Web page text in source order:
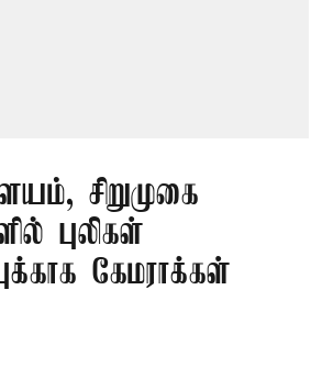
சிறுமுகை
புலிகள்
கேமராக்கள்